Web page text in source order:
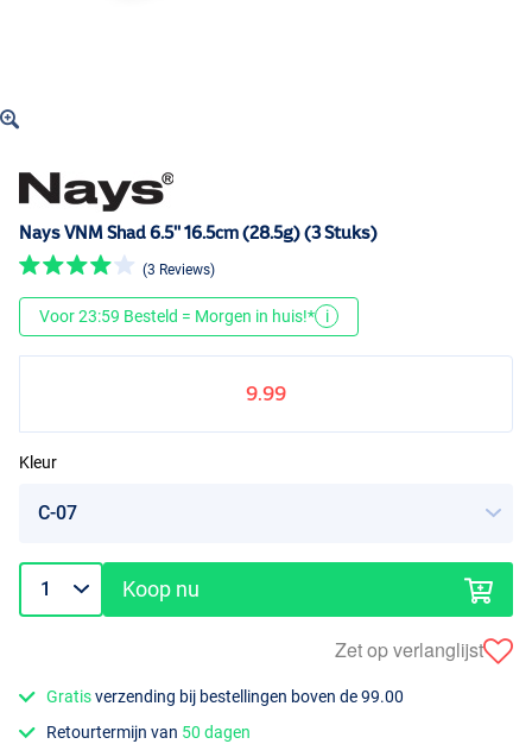
Nays VNM Shad 6.5'' 16.5cm (28.5g) (3 Stuks)
(3 Reviews)
Voor 23:59 Besteld = Morgen in huis!* i
9.99
Kleur
Koop nu
Zet op verlanglijst
Gratisverzending bij bestellingen boven de 99.00
Retourtermijn van 50 dagen